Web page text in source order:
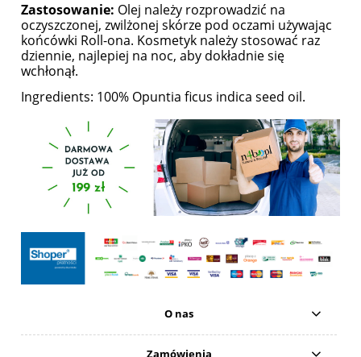
Zastosowanie: Olej należy rozprowadzić na
oczyszczonej, zwilżonej skórze pod oczami używając
końcówki Roll-ona. Kosmetyk należy stosować raz
dziennie, najlepiej na noc, aby dokładnie się
wchłonął.
Ingredients: 100% Opuntia ficus indica seed oil.
O nas
Zamówienia